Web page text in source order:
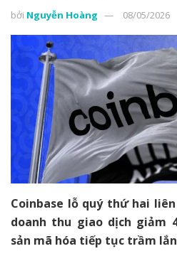
bởi Nguyễn Hoàng 08/05/2026
Coinbase lỗ quý thứ hai
doanh thu giao dịch giảm
sản mã hóa tiếp tục trầm